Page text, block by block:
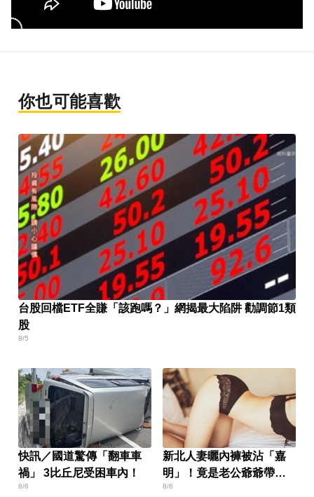
你也可能喜歡
台股回檔ETF全賺「該跑嗎？」網揭最大陷阱 勸調節1類
股
8/5
快訊／國道驚傳「翻車車
禍」 3比丘尼受困車內！
8/6
新北人妻曬內褲被沾「嘉
明」！竟是老公爺爺帶回
房磨蹭 氣炸提告
8/6